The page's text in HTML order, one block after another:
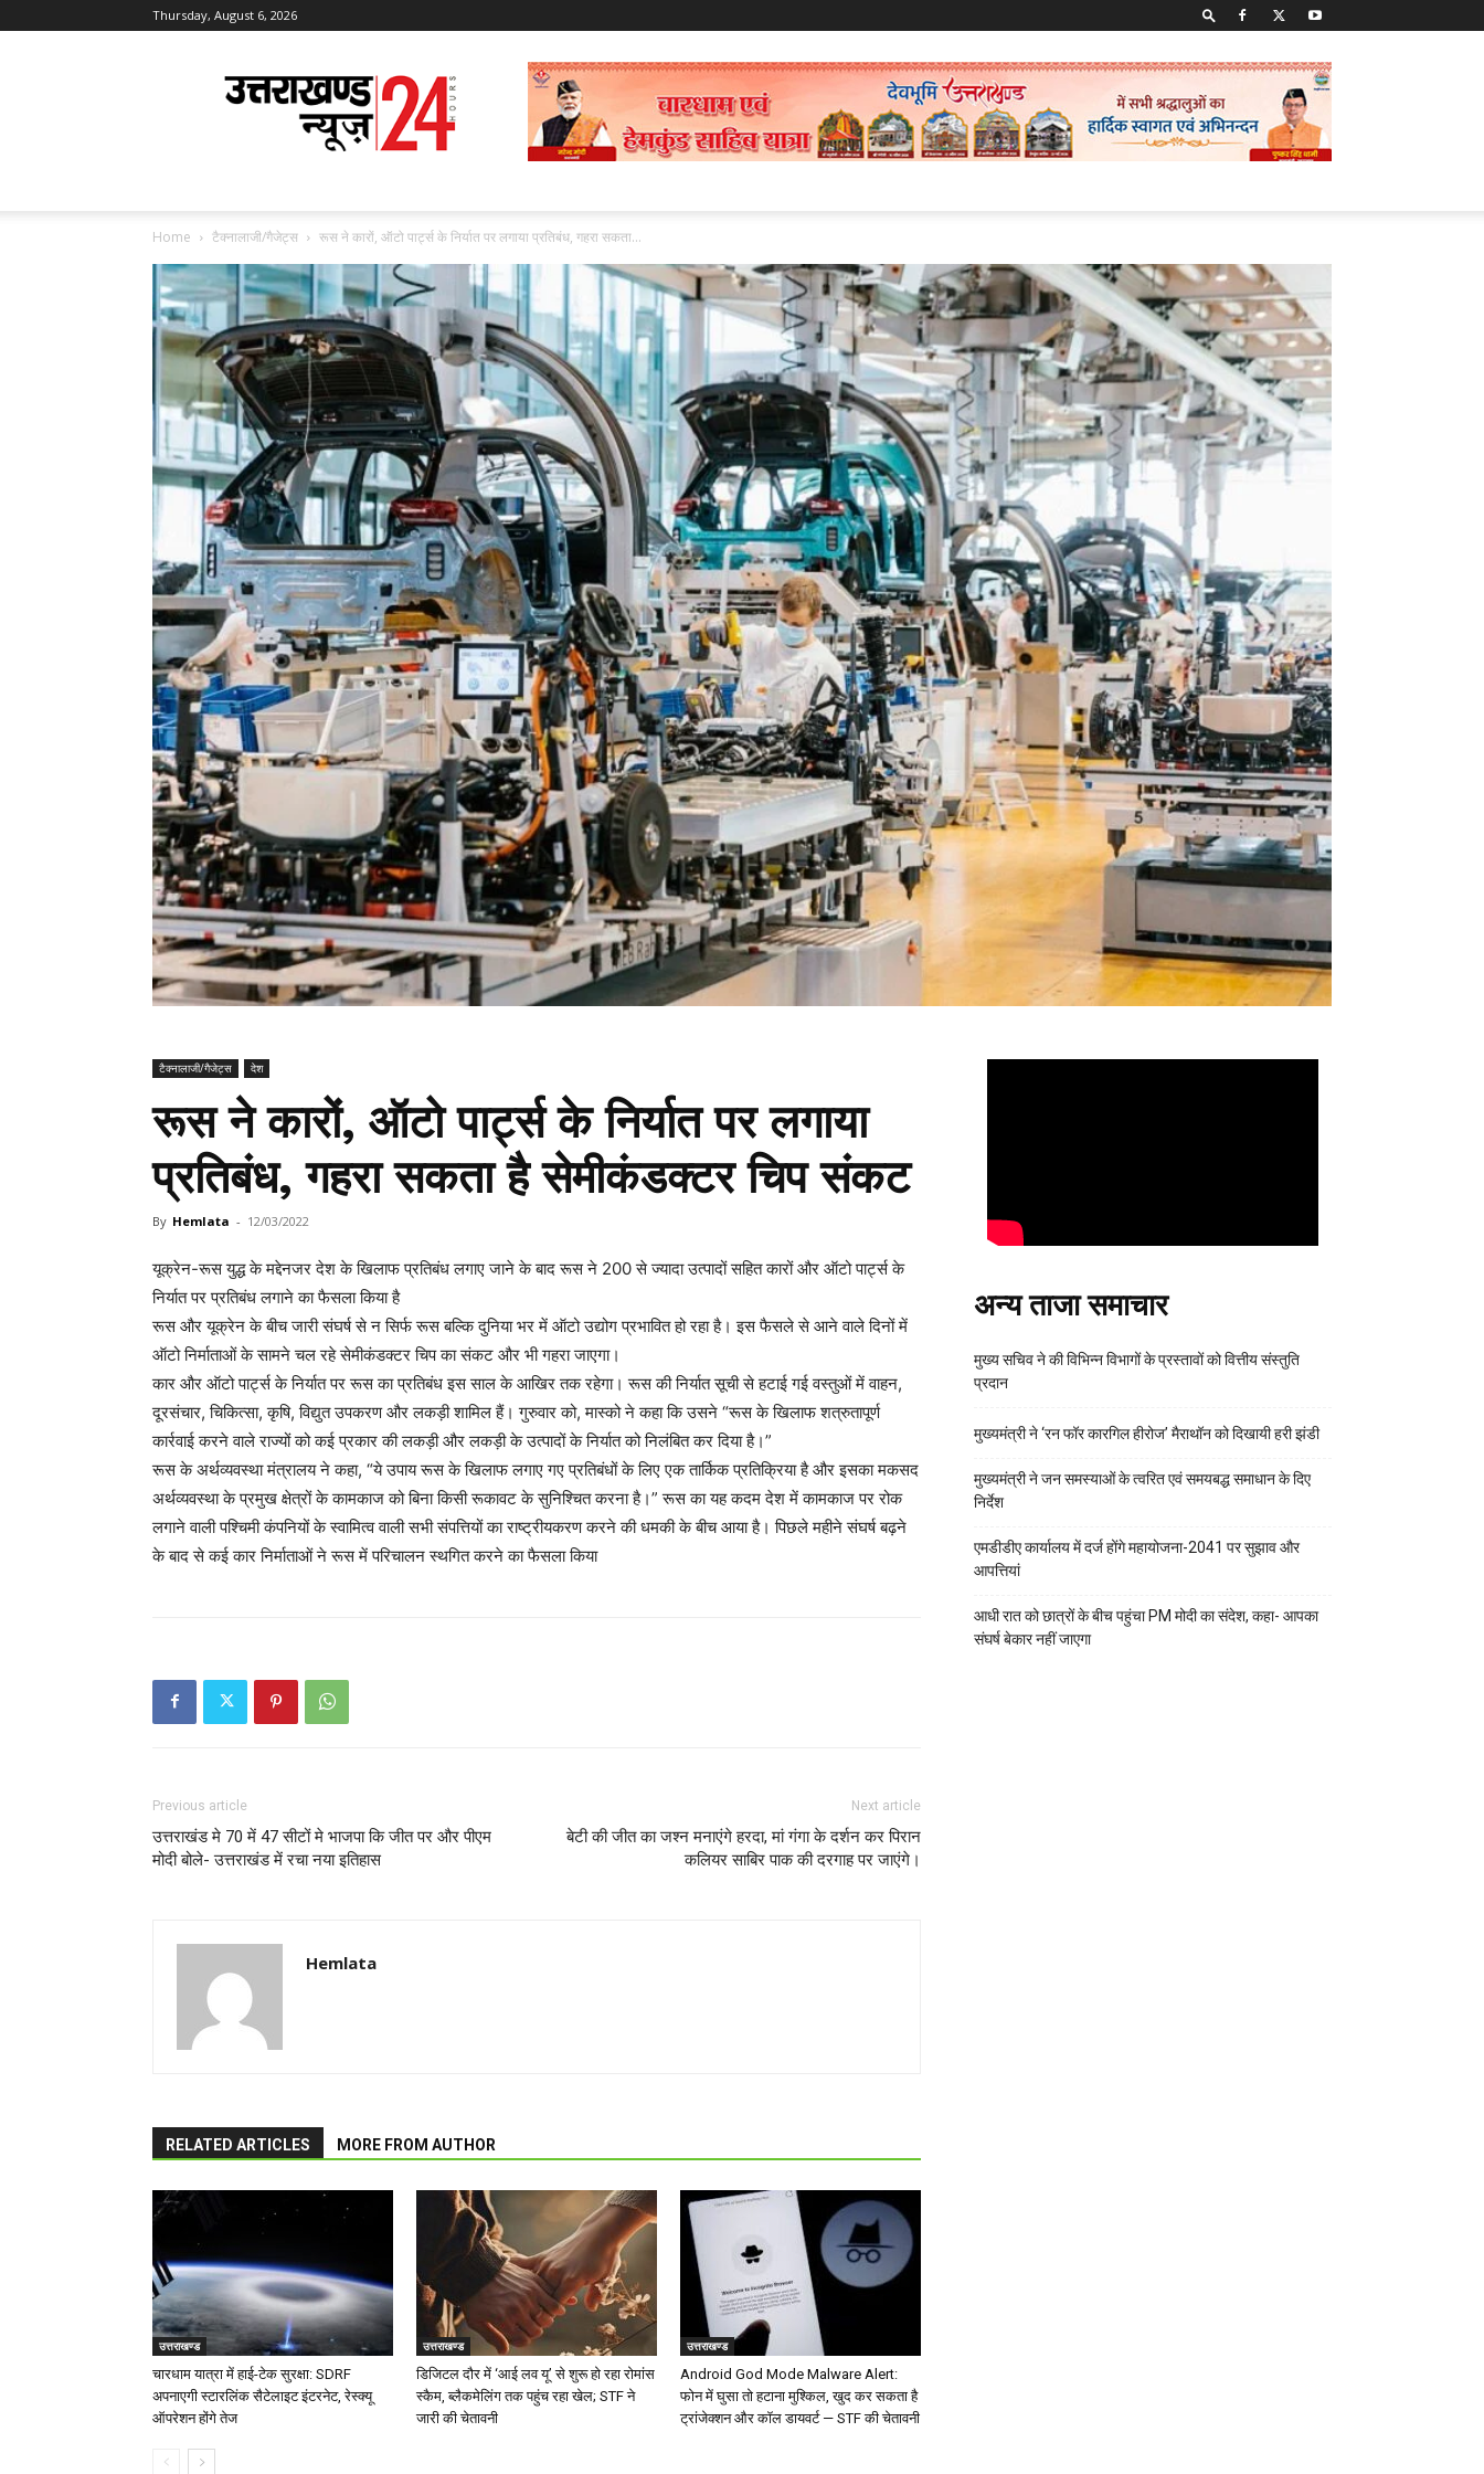
Thursday, August 6, 2026
Uttarakhand
News
24
Home टैक्नालाजी/गैजेट्स रूस ने कारों, ऑटो पार्ट्स के निर्यात पर लगाया प्रतिबंध, गहरा सकता...
टैक्नालाजी/गैजेट्स देश
रूस ने कारों, ऑटो पार्ट्स के निर्यात पर लगाया
प्रतिबंध, गहरा सकता है सेमीकंडक्टर चिप संकट
By Hemlata - 12/03/2022
यूक्रेन-रूस युद्ध के मद्देनजर देश के खिलाफ प्रतिबंध लगाए जाने के बाद रूस ने 200 से ज्यादा उत्पादों सहित कारों और ऑटो पार्ट्स के
निर्यात पर प्रतिबंध लगाने का फैसला किया है
रूस और यूक्रेन के बीच जारी संघर्ष से न सिर्फ रूस बल्कि दुनिया भर में ऑटो उद्योग प्रभावित हो रहा है। इस फैसले से आने वाले दिनों में
ऑटो निर्माताओं के सामने चल रहे सेमीकंडक्टर चिप का संकट और भी गहरा जाएगा।
कार और ऑटो पार्ट्स के निर्यात पर रूस का प्रतिबंध इस साल के आखिर तक रहेगा। रूस की निर्यात सूची से हटाई गई वस्तुओं में वाहन,
दूरसंचार, चिकित्सा, कृषि, विद्युत उपकरण और लकड़ी शामिल हैं। गुरुवार को, मास्को ने कहा कि उसने “रूस के खिलाफ शत्रुतापूर्ण
कार्रवाई करने वाले राज्यों को कई प्रकार की लकड़ी और लकड़ी के उत्पादों के निर्यात को निलंबित कर दिया है।”
रूस के अर्थव्यवस्था मंत्रालय ने कहा, “ये उपाय रूस के खिलाफ लगाए गए प्रतिबंधों के लिए एक तार्किक प्रतिक्रिया है और इसका मकसद
अर्थव्यवस्था के प्रमुख क्षेत्रों के कामकाज को बिना किसी रूकावट के सुनिश्चित करना है।” रूस का यह कदम देश में कामकाज पर रोक
लगाने वाली पश्चिमी कंपनियों के स्वामित्व वाली सभी संपत्तियों का राष्ट्रीयकरण करने की धमकी के बीच आया है। पिछले महीने संघर्ष बढ़ने
के बाद से कई कार निर्माताओं ने रूस में परिचालन स्थगित करने का फैसला किया
Previous article
उत्तराखंड मे 70 में 47 सीटों मे भाजपा कि जीत पर और पीएम
मोदी बोले- उत्तराखंड में रचा नया इतिहास
Next article
बेटी की जीत का जश्न मनाएंगे हरदा, मां गंगा के दर्शन कर पिरान
कलियर साबिर पाक की दरगाह पर जाएंगे।
Hemlata
RELATED ARTICLES MORE FROM AUTHOR
उत्तराखण्ड
चारधाम यात्रा में हाई-टेक सुरक्षा: SDRF
अपनाएगी स्टारलिंक सैटेलाइट इंटरनेट, रेस्क्यू
ऑपरेशन होंगे तेज
उत्तराखण्ड
डिजिटल दौर में ‘आई लव यू’ से शुरू हो रहा रोमांस
स्कैम, ब्लैकमेलिंग तक पहुंच रहा खेल; STF ने
जारी की चेतावनी
उत्तराखण्ड
Android God Mode Malware Alert:
फोन में घुसा तो हटाना मुश्किल, खुद कर सकता है
ट्रांजेक्शन और कॉल डायवर्ट — STF की चेतावनी
अन्य ताजा समाचार
मुख्य सचिव ने की विभिन्न विभागों के प्रस्तावों को वित्तीय संस्तुति
प्रदान
मुख्यमंत्री ने ‘रन फॉर कारगिल हीरोज’ मैराथॉन को दिखायी हरी झंडी
मुख्यमंत्री ने जन समस्याओं के त्वरित एवं समयबद्ध समाधान के दिए
निर्देश
एमडीडीए कार्यालय में दर्ज होंगे महायोजना-2041 पर सुझाव और
आपत्तियां
आधी रात को छात्रों के बीच पहुंचा PM मोदी का संदेश, कहा- आपका
संघर्ष बेकार नहीं जाएगा